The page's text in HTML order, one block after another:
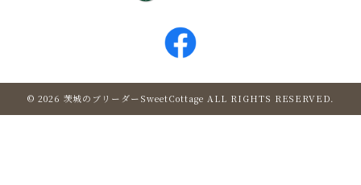
© 2026 茨城のブリーダーSweetCottage ALL RIGHTS RESERVED.